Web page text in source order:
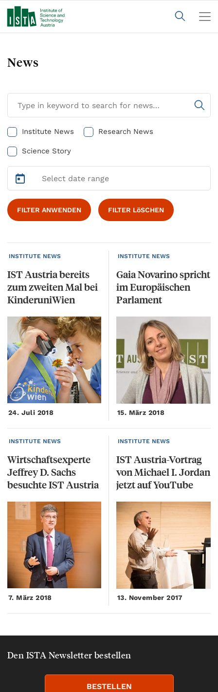
News
Institute News Research News
Science Story
FILTER ANWENDEN FILTER LöSCHEN
INSTITUTE NEWS
IST Austria bereits
zum zweiten Mal bei
KinderuniWien
24. Juli 2018
INSTITUTE NEWS
Gaia Novarino spricht
im Europäischen
Parlament
15. März 2018
INSTITUTE NEWS
Wirtschaftsexperte
Jeffrey D. Sachs
besuchte IST Austria
7. März 2018
INSTITUTE NEWS
IST Austria-Vortrag
von Michael I. Jordan
jetzt auf YouTube
13. November 2017
Den ISTA Newsletter bestellen
BESTELLEN